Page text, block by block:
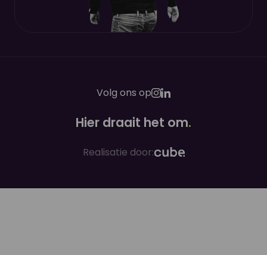
Volg ons op
Hier draait het om.
Realisatie door: